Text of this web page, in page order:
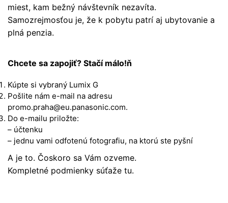
miest, kam bežný návštevník nezavíta.
Samozrejmosťou je, že k pobytu patrí aj ubytovanie a
plná penzia.
Chcete sa zapojiť? Stačí málo!ň
Kúpte si vybraný Lumix G
Pošlite nám e-mail na adresu
promo.praha@eu.panasonic.com.
Do e-mailu priložte:
– účtenku
– jednu vami odfotenú fotografiu, na ktorú ste pyšní
A je to. Čoskoro sa Vám ozveme.
Kompletné podmienky súťaže tu.